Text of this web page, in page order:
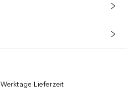
Lieferzeit